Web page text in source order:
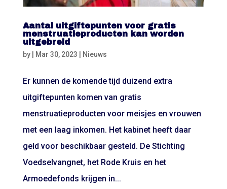
Aantal uitgiftepunten voor gratis
menstruatieproducten kan worden
uitgebreid
by Mar 30, 2023 Nieuws
Er kunnen de komende tijd duizend extra
uitgiftepunten komen van gratis
menstruatieproducten voor meisjes en vrouwen
met een laag inkomen. Het kabinet heeft daar
geld voor beschikbaar gesteld. De Stichting
Voedselvangnet, het Rode Kruis en het
Armoedefonds krijgen in...